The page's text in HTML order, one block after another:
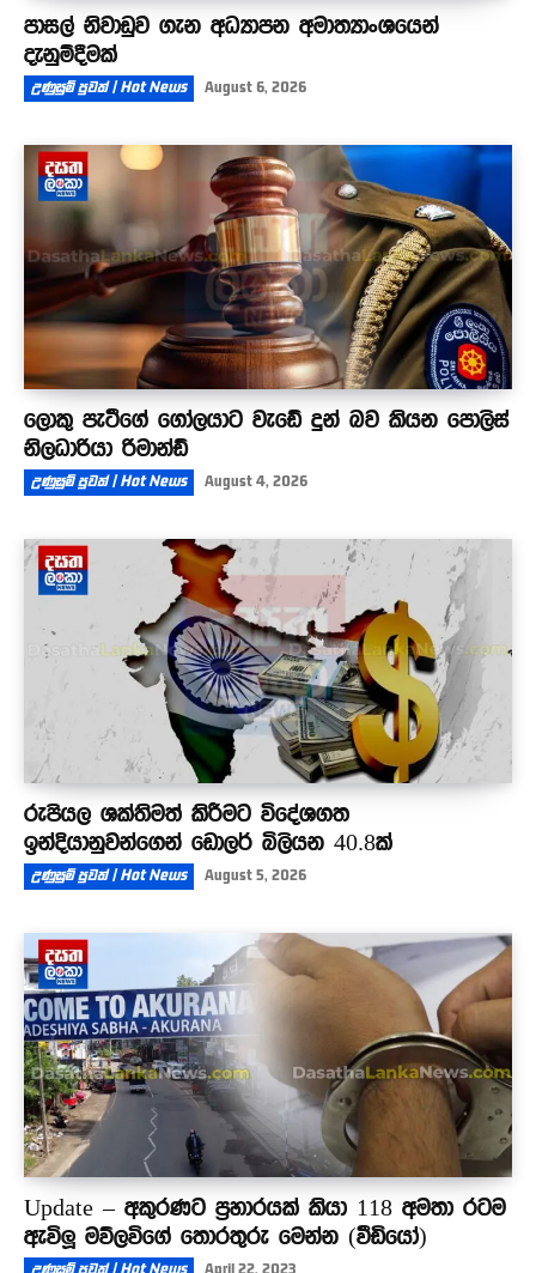
පාසල් නිවාඩුව ගැන අධ්‍යාපන අමාත්‍යාංශයෙන්
දැනුම්දීමක්
උණුසුම් පුවත් | Hot News August 6, 2026
ලොකු පැටීගේ ගෝලයාට වැඩේ දුන් බව කියන පොලිස්
නිලධාරියා රිමාන්ඩ්
උණුසුම් පුවත් | Hot News August 4, 2026
රුපියල ශක්තිමත් කිරීමට විදේශගත
ඉන්දියානුවන්ගෙන් ඩොලර් බිලියන 40.8ක්
උණුසුම් පුවත් | Hot News August 5, 2026
Update – අකුරණට ප්‍රහාරයක් කියා 118 අමතා රටම
ඇවිලූ මව්ලවිගේ තොරතුරු මෙන්න (වීඩියෝ)